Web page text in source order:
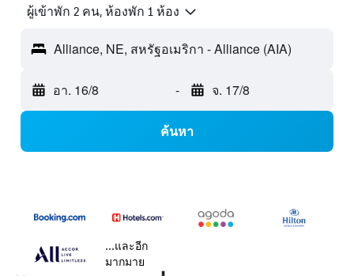
ผู้เข้าพัก 2 คน, ห้องพัก 1 ห้อง
Alliance, NE, สหรัฐอเมริกา - Alliance (AIA)
อา. 16/8 - จ. 17/8
ค้นหา
...และอีก
มากมาย